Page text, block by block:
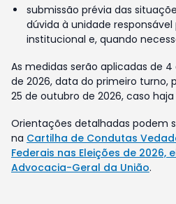
submissão prévia das
dúvida à unidade
institucional e, quando
As medidas serão aplicadas de
de 2026, data do primeiro turno,
25 de outubro de 2026, caso
Orientações detalhadas podem
na Cartilha de Condutas
Federais nas Eleições de 2026,
Advocacia-Geral da União.